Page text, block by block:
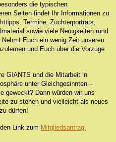
die typischen
Seiten findet Ihr Informationen zu
Termine, Züchterporträts,
sowie viele Neuigkeiten rund
Euch ein wenig Zeit unseren
und Euch über die Vorzüge
GIANTS und die Mitarbeit in
unter Gleichgesinnten –
geweckt? Dann würden wir uns
zu stehen und vielleicht als neues
dürfen!
Link zum Mitgliedsantrag.